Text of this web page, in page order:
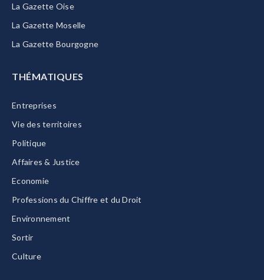
La Gazette Oise
La Gazette Moselle
La Gazette Bourgogne
THÉMATIQUES
Entreprises
Vie des territoires
Politique
Affaires & Justice
Economie
Professions du Chiffre et du Droit
Environnement
Sortir
Culture